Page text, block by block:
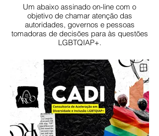
Um abaixo assinado on-line com o
objetivo de chamar atenção das
autoridades, governos e pessoas
tomadoras de decisões para às questões
LGBTQIAP+.